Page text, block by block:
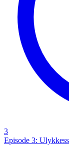
3
Episode 3: